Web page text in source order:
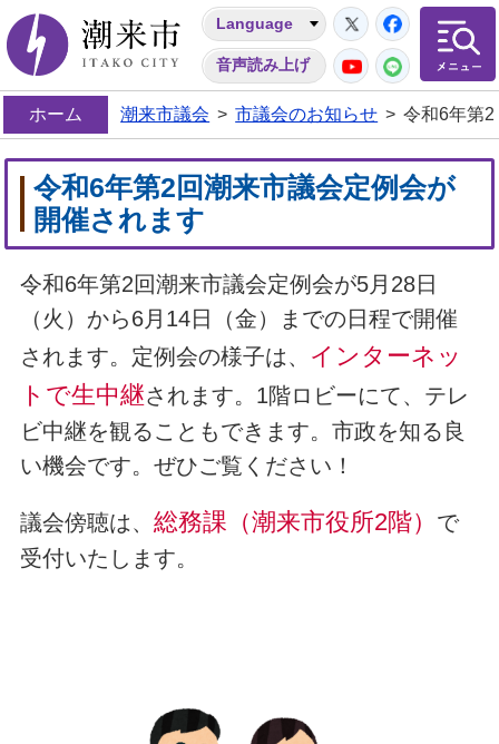
潮来市
Language
音声読み上げ
Twitter
YouTube
LINE
ホーム 潮来市議会 > 市議会のお知らせ > 令和6年第
令和6年第2回潮来市議会定例会が
開催されます
令和6年第2回潮来市議会定例会が5月28日
（火）から6月14日（金）
までの日程で開催
されます。定例会の様子は、 インターネッ
トで生中継されます。1階ロビーにて、テレ
ビ中継を観ることもできます。市政を知る良
い機会です。ぜひご覧ください！
議会傍聴は、 総務課（潮来市役所2階）
で
受付いたします。